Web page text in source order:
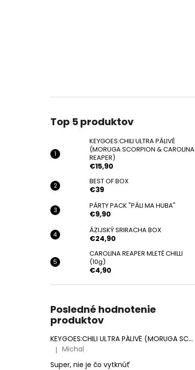
Top 5 produktov
KEYGOES:CHILI ULTRA PÁLIVÉ
(MORUGA SCORPION & CAROLINA
REAPER)
€15,90
BEST OF BOX
€39
PÁRTY PACK "PÁLI MA HUBA"
€9,90
ÁZIJSKÝ SRIRACHA BOX
€24,90
CAROLINA REAPER MLETÉ CHILLI
(10g)
€4,90
Posledné hodnotenie
produktov
KEYGOES:CHILI ULTRA PÁLIVÉ (MORUGA SCORPION & CAROLINA REAPER)
Hodnotenie produktu je 5 z 5 hviezdičiek.
| Michal
Super, nie je čo vytknúť